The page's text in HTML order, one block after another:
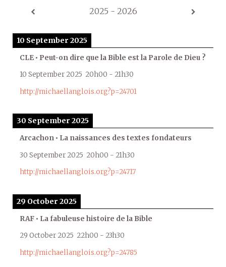
2025 - 2026
10 September 2025
CLE • Peut-on dire que la Bible est la Parole de Dieu ?
10 September 2025 20h00 - 21h30
http://michaellanglois.org?p=24701
30 September 2025
Arcachon • La naissances des textes fondateurs
30 September 2025 20h00 - 21h30
http://michaellanglois.org?p=24717
29 October 2025
RAF • La fabuleuse histoire de la Bible
29 October 2025 22h00 - 23h30
http://michaellanglois.org?p=24785